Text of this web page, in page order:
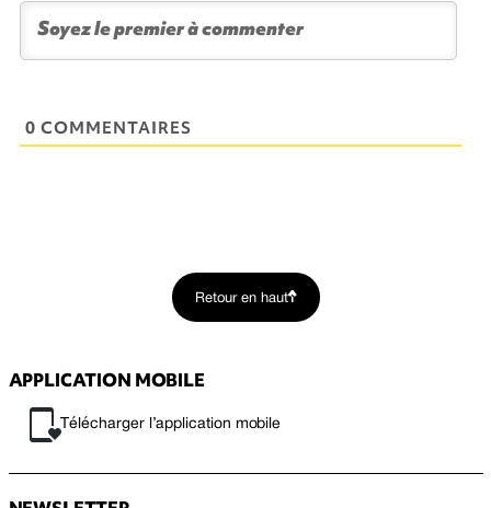
0 COMMENTAIRES
Retour en haut
APPLICATION MOBILE
Télécharger l’application mobile